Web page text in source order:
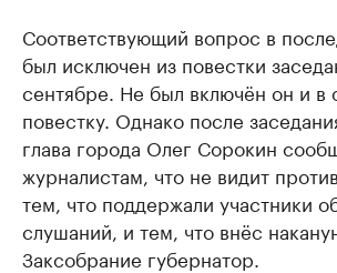
Соответствующий вопрос в
был исключен из повестки
сентябре. Не был включён он и в
повестку. Однако после
глава города Олег Сорокин
журналистам, что не видит
тем, что поддержали участники
слушаний, и тем, что внёс
Заксобрание губернатор.